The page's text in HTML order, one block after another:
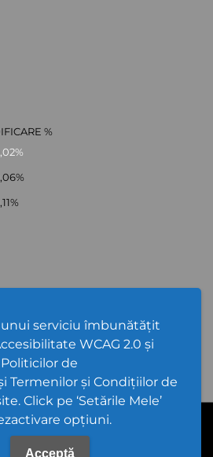
serviciu îmbunătățit
WCAG 2.0 și
de
Termenilor și Condițiilor de
Click pe ‘Setările Mele’
opțiuni.
Acceptă
%
%
%
%
| Tipul UAT - 14 - C - Comună |
Teritoriale 20368 | Gioseni
|Setări Cookies și Accesibilitate